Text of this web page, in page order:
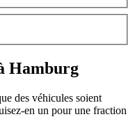
Hamburg
des véhicules soient
en un pour une fraction